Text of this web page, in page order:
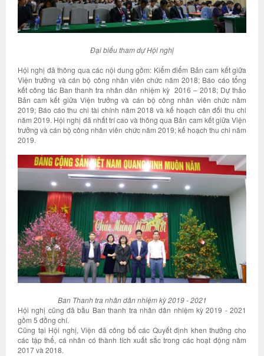
Đại biểu tham dự Hội nghị
Hội nghị đã thông qua các nội dung gồm: Kiểm điểm Bản cam kết giữa
Viện trưởng và cán bộ công nhân viên chức năm 2018; Báo cáo tổng
kết công tác Ban thanh tra nhân dân nhiệm kỳ 2016 – 2018; Dự thảo
Bản cam kết giữa Viện trưởng và cán bộ công nhân viên chức năm
2019; Báo cáo thu chi tài chính năm 2018 và kế hoạch cân đối thu chi
năm 2019. Hội nghị đã nhất trí cao và thông qua Bản cam kết giữa Viện
trưởng và cán bộ công nhân viên chức năm 2019; kế hoạch thu chi năm
2019.
Ban Thanh tra nhân dân nhiệm kỳ 2019 - 2021
Hội nghị cũng đã bầu Ban thanh tra nhân dân nhiệm kỳ 2019 - 2021
gồm 5 đồng chí.
Cũng tại Hội nghị, Viện đã công bố các Quyết định khen thưởng cho
các tập thể, cá nhân có thành tích xuất sắc trong các hoạt động năm
2017 và 2018.